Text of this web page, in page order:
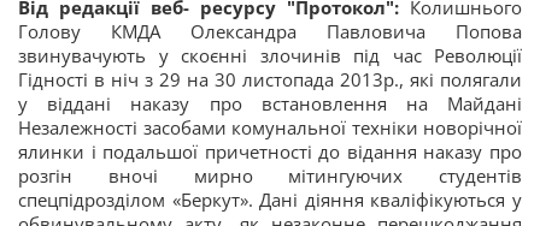
Від редакції веб- ресурсу "Протокол": Колишнього
Голову КМДА Олександра Павловича Попова
звинувачують у скоєнні злочинів під час Революції
Гідності в ніч з 29 на 30 листопада 2013р., які полягали
у віддані наказу про встановлення на Майдані
Незалежності засобами комунальної техніки новорічної
ялинки і подальшої причетності до відання наказу про
розгін вночі мирно мітингуючих студентів
спецпідрозділом «Беркут». Дані діяння кваліфікуються у